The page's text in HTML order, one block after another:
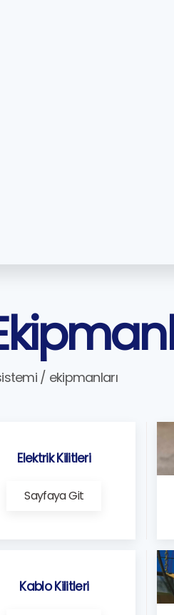
/ ekipmanları
Elektrik Kilitleri
Sayfaya Git
Kablo Kilitleri